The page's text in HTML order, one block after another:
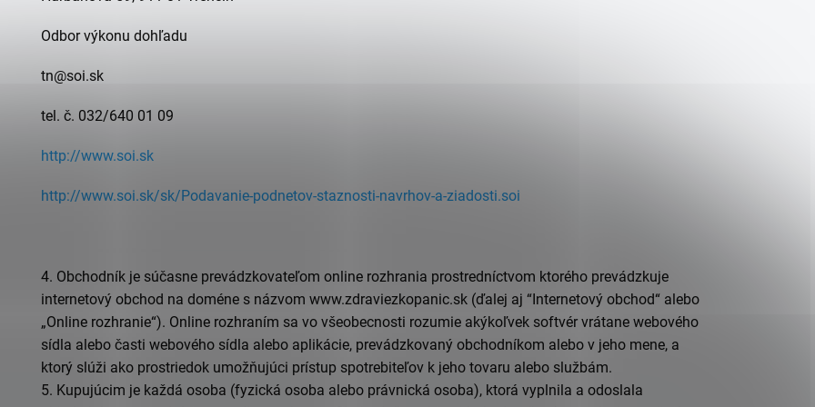
Odbor výkonu dohľadu
tn@soi.sk
tel. č. 032/640 01 09
http://www.soi.sk
http://www.soi.sk/sk/Podavanie-podnetov-staznosti-navrhov-a-ziadosti.soi
4. Obchodník je súčasne prevádzkovateľom online rozhrania prostredníctvom ktorého prevádzkuje
internetový obchod na doméne s názvom www.zdraviezkopanic.sk (ďalej aj “Internetový obchod“ alebo
„Online rozhranie“). Online rozhraním sa vo všeobecnosti rozumie akýkoľvek softvér vrátane webového
sídla alebo časti webového sídla alebo aplikácie, prevádzkovaný obchodníkom alebo v jeho mene, a
ktorý slúži ako prostriedok umožňujúci prístup spotrebiteľov k jeho tovaru alebo službám.
5. Kupujúcim je každá osoba (fyzická osoba alebo právnická osoba), ktorá vyplnila a odoslala